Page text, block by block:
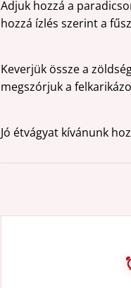
Adjuk hozzá a
hozzá ízlés szerint a
Keverjük össze a
megszórjuk a
Jó étvágyat kívánunk